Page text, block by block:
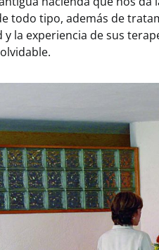
todo tipo, además de
y la experiencia de sus